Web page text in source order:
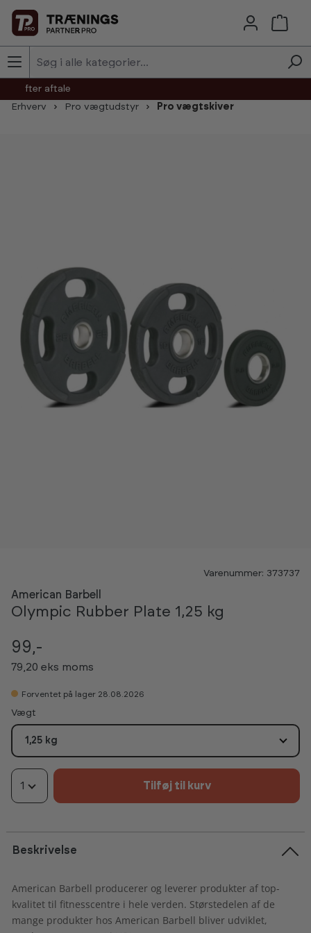
Skip to main content
efter aftale
Erhverv
Pro vægtudstyr Pro vægtskiver
Varenummer: 373737
American Barbell
Olympic Rubber Plate 1,25 kg
99,-
79,20 eks moms
Forventet på lager 28.08.2026
Vælg
Vægt
1,25 kg
1 Tilføj til kurv
Beskrivelse
American Barbell producerer og leverer produkter af top-
kvalitet til fitnesscentre i hele verden. Størstedelen af de
mange produkter hos American Barbell bliver udviklet,